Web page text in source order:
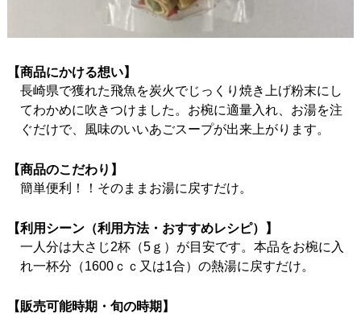
【商品にかける想い】
長崎県で獲れた飛魚を炭火でじっくり焼き上げ粉末にし
てわかめに吹きつけました。お椀に適量入れ、お湯を注
ぐだけで、風味のいいあごスープが出来上がります。
【商品のこだわり】
簡単便利！！そのままお湯に戻すだけ。
【利用シーン（利用方法・おすすめレシピ）】
一人分は大さじ2杯（5ｇ）が目安です。本品をお椀に入
れ一杯分（1600ｃｃ又は1合）の熱湯に戻すだけ。
【販売可能時期・旬の時期】